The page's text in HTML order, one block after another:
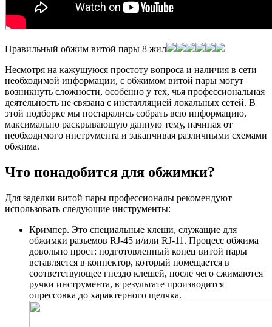
Правильный обжим витой пары 8 жил
Несмотря на кажущуюся простоту вопроса и наличия в сети
необходимой информации, с обжимом витой пары могут
возникнуть сложности, особенно у тех, чья профессиональная
деятельность не связана с инсталляцией локальных сетей. В
этой подборке мы постарались собрать всю информацию,
максимально раскрывающую данную тему, начиная от
необходимого инструмента и заканчивая различными схемами
обжима.
Что понадобится для обжимки?
Для заделки витой пары профессионалы рекомендуют
использовать следующие инструменты:
Кримпер. Это специальные клещи, служащие для
обжимки разъемов RJ-45 и/или RJ-11. Процесс обжима
довольно прост: подготовленный конец витой пары
вставляется в коннектор, который помещается в
соответствующее гнездо клешей, после чего сжимаются
ручки инструмента, в результате производится
опрессовка до характерного щелчка.